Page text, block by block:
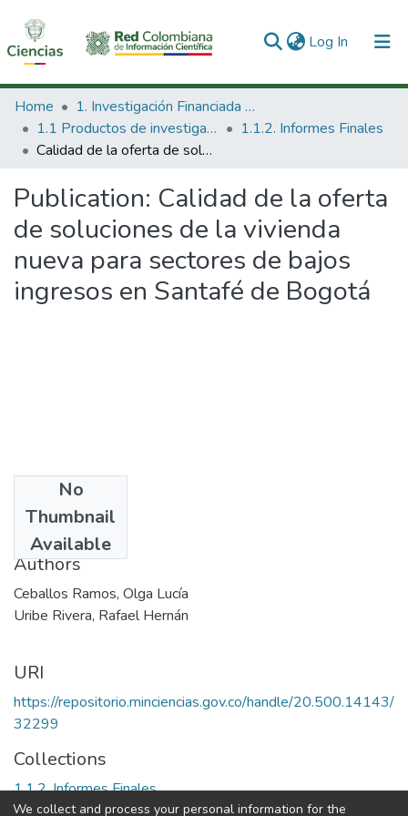
Log In (current)
Communities & Collections
All of DSpace
Home
1. Investigación Financiada con Recursos Públicos
1.1 Productos de investigación
1.1.2. Informes Finales
Calidad de la oferta de soluciones de la vivienda nueva para sectores de bajos ingresos en Santafé de Bogotá
Publication: Calidad de la oferta
de soluciones de la vivienda
nueva para sectores de bajos
ingresos en Santafé de Bogotá
No
Thumbnail
Available
2000
Authors
Ceballos Ramos, Olga Lucía
Uribe Rivera, Rafael Hernán
URI
https://repositorio.minciencias.gov.co/handle/20.500.14143/
32299
Collections
1.1.2. Informes Finales
We collect and process your personal information for the